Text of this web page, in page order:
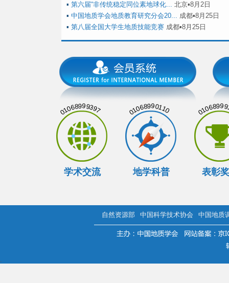
▪ 第六届“非传统稳定同位素地球化... 北京▪8月2日
▪ 中国地质学会地质教育研究分会20... 成都▪8月25日
▪ 第八届全国大学生地质技能竞赛 成都▪8月25日
01068999397
学术交流
01068990110
地学科普 表彰
自然资源部 中国科学技术协会 中国地质
.